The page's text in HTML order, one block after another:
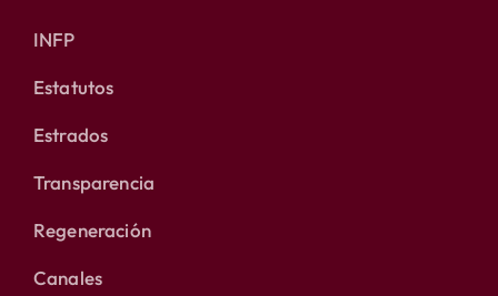
INFP
Estatutos
Estrados
Transparencia
Regeneración
Canales